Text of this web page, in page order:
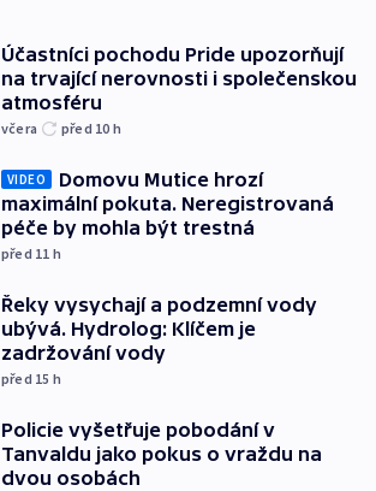
Účastníci pochodu Pride upozorňují
na trvající nerovnosti i společenskou
atmosféru
včera před 10 h
VIDEO
Domovu Mutice hrozí
maximální pokuta. Neregistrovaná
péče by mohla být trestná
před 11 h
Řeky vysychají a podzemní vody
ubývá. Hydrolog: Klíčem je
zadržování vody
před 15 h
Policie vyšetřuje pobodání v
Tanvaldu jako pokus o vraždu na
dvou osobách